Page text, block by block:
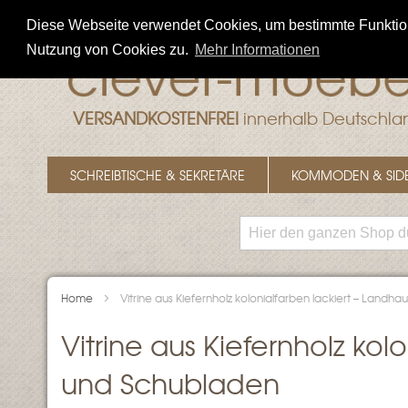
Diese Webseite verwendet Cookies, um bestimmte
Nutzung von Cookies zu. Mehr Informationen
Direkt
zum
Inhalt
VERSANDKOSTENFREIinnerhalb
SCHREIBTISCHE & SEKRETÄRE KOMMODEN &
Home Vitrine aus Kiefernholz kolonialfarben lackiert –
Vitrine aus Kiefernholz
und Schubladen